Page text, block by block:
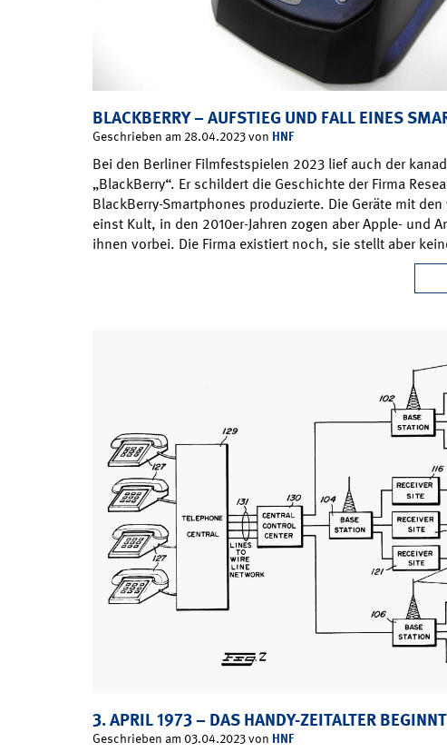
BLACKBERRY – AUFSTIEG UND FALL EINES
Geschrieben am 28.04.2023 von HNF
Bei den Berliner Filmfestspielen 2023 lief auch der
„BlackBerry“. Er schildert die Geschichte der Firma
BlackBerry-Smartphones produzierte. Die Geräte mit den
einst Kult, in den 2010er-Jahren zogen aber Apple- und
ihnen vorbei. Die Firma existiert noch, sie stellt aber
3. APRIL 1973 – DAS HANDY-ZEITALTER BEGINNT
Geschrieben am 03.04.2023 von HNF